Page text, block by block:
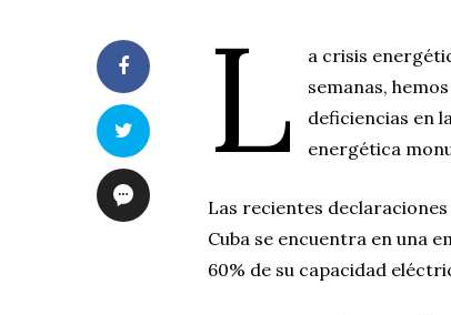
L
a crisis
semanas,
deficiencias en
energética
Las recientes
Cuba se encuentra en una
60% de su capacidad